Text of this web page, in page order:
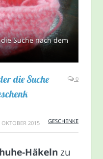
Suche nach dem
die Suche
0
OKTOBER 2015 GESCHENKE
Häkeln zu